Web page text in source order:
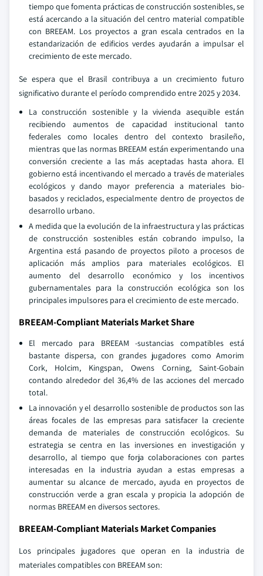
tiempo que fomenta prácticas de construcción sostenibles, se
está acercando a la situación del centro material compatible
con BREEAM. Los proyectos a gran escala centrados en la
estandarización de edificios verdes ayudarán a impulsar el
crecimiento de este mercado.
Se espera que el Brasil contribuya a un crecimiento futuro
significativo durante el período comprendido entre 2025 y 2034.
La construcción sostenible y la vivienda asequible están
recibiendo aumentos de capacidad institucional tanto
federales como locales dentro del contexto brasileño,
mientras que las normas BREEAM están experimentando una
conversión creciente a las más aceptadas hasta ahora. El
gobierno está incentivando el mercado a través de materiales
ecológicos y dando mayor preferencia a materiales bio-
basados y reciclados, especialmente dentro de proyectos de
desarrollo urbano.
A medida que la evolución de la infraestructura y las prácticas
de construcción sostenibles están cobrando impulso, la
Argentina está pasando de proyectos piloto a procesos de
aplicación más amplios para materiales ecológicos. El
aumento del desarrollo económico y los incentivos
gubernamentales para la construcción ecológica son los
principales impulsores para el crecimiento de este mercado.
BREEAM-Compliant Materials Market Share
El mercado para BREEAM -sustancias compatibles está
bastante dispersa, con grandes jugadores como Amorim
Cork, Holcim, Kingspan, Owens Corning, Saint-Gobain
contando alrededor del 36,4% de las acciones del mercado
total.
La innovación y el desarrollo sostenible de productos son las
áreas focales de las empresas para satisfacer la creciente
demanda de materiales de construcción ecológicos. Su
estrategia se centra en las inversiones en investigación y
desarrollo, al tiempo que forja colaboraciones con partes
interesadas en la industria ayudan a estas empresas a
aumentar su alcance de mercado, ayuda en proyectos de
construcción verde a gran escala y propicia la adopción de
normas BREEAM en diversos sectores.
BREEAM-Compliant Materials Market Companies
Los principales jugadores que operan en la industria de
materiales compatibles con BREEAM son: